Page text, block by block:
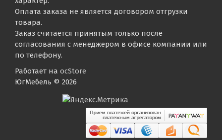
Оплата заказа не является договором отгрузки
товара.
Заказ считается принятым только после
согласования с менеджером в офисе компании или
по телефону.
Работает на ocStore
ЮгМебель © 2026